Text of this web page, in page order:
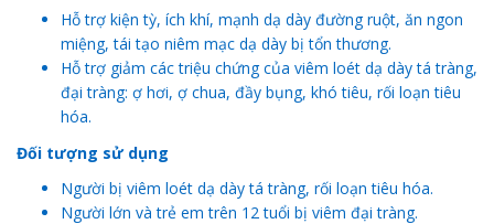
Hỗ trợ kiện tỳ, ích khí, mạnh dạ dày đường ruột, ăn ngon
miệng, tái tạo niêm mạc dạ dày bị tổn thương.
Hỗ trợ giảm các triệu chứng của viêm loét dạ dày tá tràng,
đại tràng: ợ hơi, ợ chua, đầy bụng, khó tiêu, rối loạn tiêu
hóa.
Đối tượng sử dụng
Người bị viêm loét dạ dày tá tràng, rối loạn tiêu hóa.
Người lớn và trẻ em trên 12 tuổi bị viêm đại tràng.